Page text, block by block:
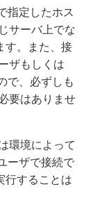
指定したホス
サーバ上でな
す。また、接
ザもしくは
で、必ずしも
要はありませ
環境によって
ーザで接続で
行することは